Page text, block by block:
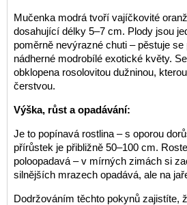
Mučenka modrá tvoří vajíčkovité
dosahující délky 5–7 cm. Plody jsou
poměrně nevýrazné chuti – pěstuje
nádherné modrobílé exotické květy.
obklopena rosolovitou dužninou,
čerstvou.
Výška, růst a opadávání:
Je to popínavá rostlina – s oporou
přírůstek je přibližně 50–100 cm.
poloopadavá – v mírných zimách si
silnějších mrazech opadává, ale na
Dodržováním těchto pokynů zajistíte,